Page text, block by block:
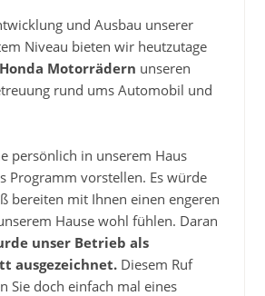
und Ausbau unserer
Niveau bieten wir heutzutage
Honda Motorrädern unseren
rund ums Automobil und
persönlich in unserem Haus
Programm vorstellen. Es würde
bereiten mit Ihnen einen engeren
Hause wohl fühlen. Daran
unser Betrieb als
ausgezeichnet. Diesem Ruf
Sie doch einfach mal eines